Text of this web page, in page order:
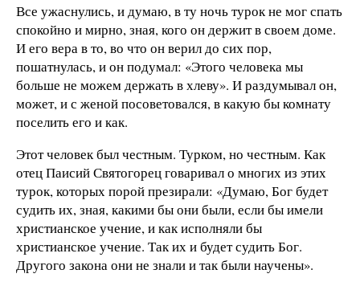
Все ужаснулись, и думаю, в ту ночь турок не мог спать
спокойно и мирно, зная, кого он держит в своем доме.
И его вера в то, во что он верил до сих пор,
пошатнулась, и он подумал: «Этого человека мы
больше не можем держать в хлеву». И раздумывал он,
может, и с женой посоветовался, в какую бы комнату
поселить его и как.
Этот человек был честным. Турком, но честным. Как
отец Паисий Святогорец говаривал о многих из этих
турок, которых порой презирали: «Думаю, Бог будет
судить их, зная, какими бы они были, если бы имели
христианское учение, и как исполняли бы
христианское учение. Так их и будет судить Бог.
Другого закона они не знали и так были научены».